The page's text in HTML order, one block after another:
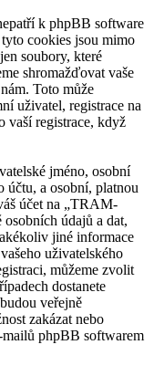
k phpBB software
cookies jsou mimo
soubory, které
shromažďovat vaše
Toto může
uživatel, registrace na
vaší registrace, když
jméno, osobní
účtu, a osobní, platnou
účet na „TRAM-
údajů a dat,
jiné informace
uživatelského
můžeme zvolit
dostanete
veřejně
zakázat nebo
phpBB softwarem